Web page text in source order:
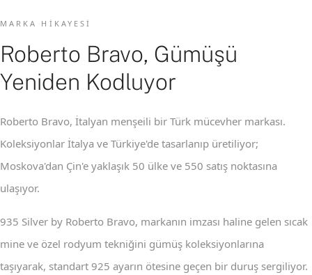
MARKA HIKAYESI
Roberto Bravo, Gümüşü
Yeniden Kodluyor
Roberto Bravo, İtalyan menşeili bir Türk mücevher markası.
Koleksiyonlar İtalya ve Türkiye'de tasarlanıp üretiliyor;
Moskova'dan Çin'e yaklaşık 50 ülke ve 550 satış noktasına
ulaşıyor.
935 Silver by Roberto Bravo, markanın imzası haline gelen sıcak
mine ve özel rodyum tekniğini gümüş koleksiyonlarına
taşıyarak, standart 925 ayarın ötesine geçen bir duruş sergiliyor.